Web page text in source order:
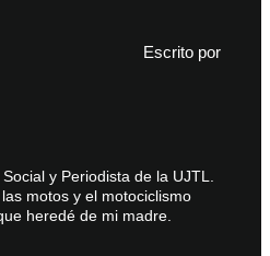
Escrito por
y Periodista de la UJTL.
motos y el motociclismo
heredé de mi madre.